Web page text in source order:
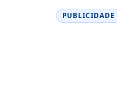
PUBLICIDADE